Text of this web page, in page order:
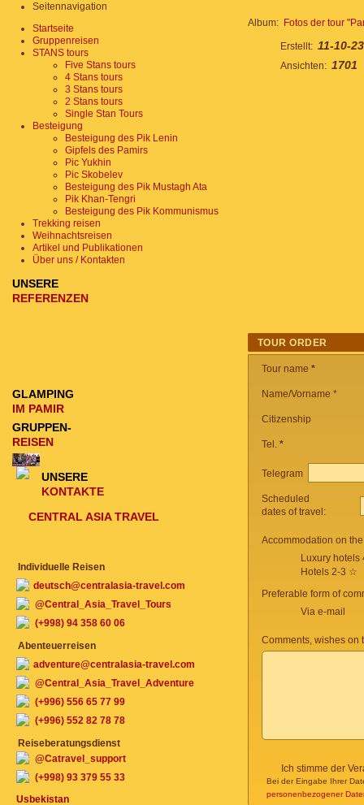
Album: Fotos der tour
Erstellt: 11-10-23
Ansichten: 1701
TOUR ORDER
Tour name *
Name/Vorname *
Citizenship
Tel. *
Telegram
Scheduled
dates of travel:
Accommodation on
Luxury
Hotels 2-3 ☆
Preferable form of
Via e-mail
Comments, wishes on
Ich stimme der
Bei der Eingabe Ihrer
personenbezogener
Seitennavigation
Startseite
Gruppenreisen
STANS tours
Five Stans tours
4 Stans tours
3 Stans tours
2 Stans tours
Single Stan Tours
Besteigung
Besteigung des Pik Lenin
Gipfels des Pamirs
Pic Yukhin
Pic Skobelev
Besteigung des Pik Mustagh Ata
Pik Khan-Tengri
Besteigung des Pik Kommunismus
Trekking reisen
Weihnachtsreisen
Artikel und Publikationen
Über uns / Kontakten
UNSERE
REFERENZEN
GLAMPING
IM PAMIR
GRUPPEN-
REISEN
UNSERE
KONTAKTE
CENTRAL ASIA TRAVEL
Individuelle Reisen
deutsch@centralasia-travel.com
@Central_Asia_Travel_Tours
(+998) 94 358 60 06
Abenteuerreisen
adventure@centralasia-travel.com
@Central_Asia_Travel_Adventure
(+996) 556 65 77 99
(+996) 552 82 78 78
Reiseberatungsdienst
@Catravel_support
(+998) 93 379 55 33
Usbekistan